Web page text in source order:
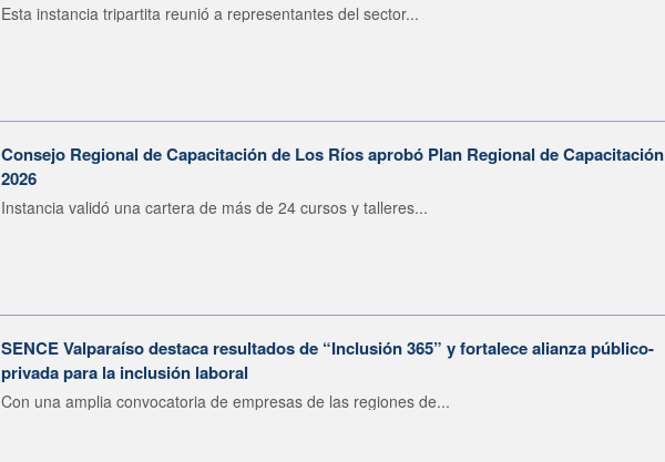
Esta instancia tripartita reunió a representantes del sector...
Consejo Regional de Capacitación de Los Ríos aprobó Plan Regional de Capacitación
2026
Instancia validó una cartera de más de 24 cursos y talleres...
SENCE Valparaíso destaca resultados de “Inclusión 365” y fortalece alianza público-
privada para la inclusión laboral
Con una amplia convocatoria de empresas de las regiones de...